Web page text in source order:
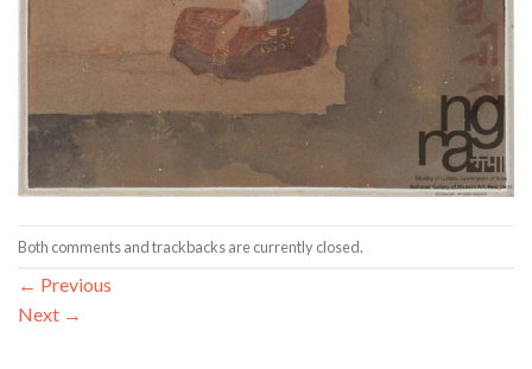
Both comments and trackbacks are currently closed.
← Previous
Next →